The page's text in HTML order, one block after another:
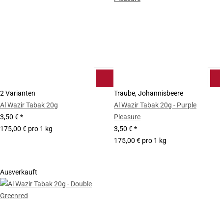
2 Varianten
Al Wazir Tabak 20g
3,50 €*
175,00 € pro 1 kg
Traube, Johannisbeere
Al Wazir Tabak 20g - Purple
Pleasure
3,50 €*
175,00 € pro 1 kg
Ausverkauft